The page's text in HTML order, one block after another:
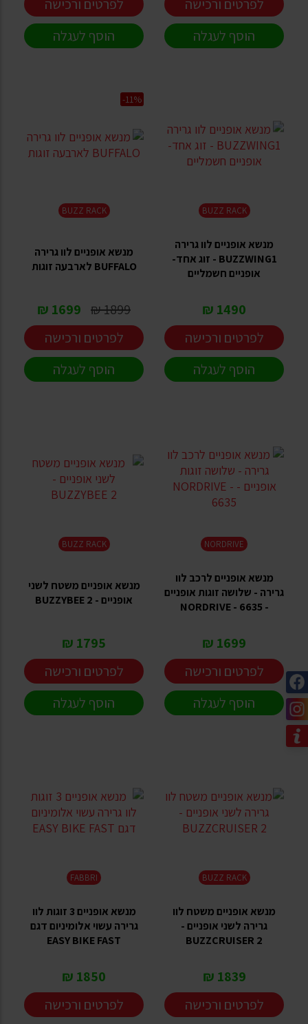
לפרטים ורכישה
הוסף לעגלה
לפרטים ורכישה
הוסף לעגלה
BUZZ RACK
מנשא אופניים לוו גרירה
BUZZWING1 - זוג אחד-
אופניים חשמליים
1490 ₪
לפרטים ורכישה
הוסף לעגלה
BUZZ RACK
מנשא אופניים לוו גרירה
BUFFALO לארבעה זוגות
1899 ₪
1699 ₪
-11%
לפרטים ורכישה
הוסף לעגלה
NORDRIVE
מנשא אופניים לרכב לוו
גרירה - שלושה זוגות אופניים
- NORDRIVE - 6635
1699 ₪
לפרטים ורכישה
הוסף לעגלה
BUZZ RACK
מנשא אופניים משטח לשני
אופניים - BUZZYBEE 2
1795 ₪
לפרטים ורכישה
הוסף לעגלה
BUZZ RACK
מנשא אופניים משטח לוו
גרירה לשני אופניים -
BUZZCRUISER 2
1839 ₪
לפרטים ורכישה
FABBRI
מנשא אופניים 3 זוגות לוו
גרירה עשוי אלומיניום דגם
EASY BIKE FAST
1850 ₪
לפרטים ורכישה